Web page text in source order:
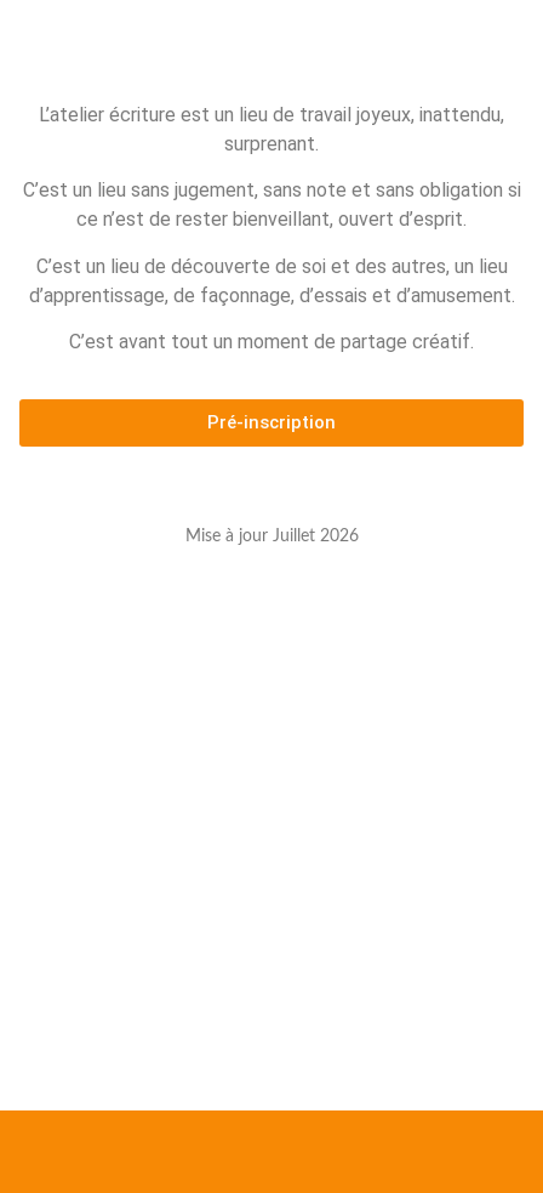
L’atelier écriture est un lieu de travail joyeux, inattendu,
surprenant.
C’est un lieu sans jugement, sans note et sans obligation si
ce n’est de rester bienveillant, ouvert d’esprit.
C’est un lieu de découverte de soi et des autres, un lieu
d’apprentissage, de façonnage, d’essais et d’amusement.
C’est avant tout un moment de partage créatif.
Pré-inscription
Mise à jour Juillet 2026